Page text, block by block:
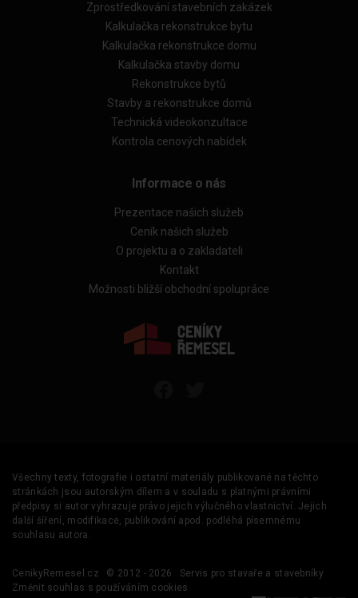
Zprostředkování stavebních zakázek
Kalkulačka rekonstrukce bytu
Kalkulačka rekonstrukce domu
Kalkulačka stavby domu
Rekonstrukce bytů
Stavby a rekonstrukce domů
Technická videokonzultace
Kontrola cenových nabídek
Informace o nás
Prezentace našich služeb
Ceník našich služeb
O projektu a o zakladateli
Kontakt
Možnosti bližší obchodní spolupráce
Všechny texty, fotografie i ostatní materiály publikované na těchto
stránkách jsou autorským dílem a v souladu s platnými právními
předpisy si autor vyhrazuje právo jejich výlučného vlastnictví. Jejich
další šíření, modifikace, publikování apod. podléhá písemnému
souhlasu autora.
CenikyRemesel.cz © 2012 - 2026
Servis pro stavaře a stavebníky
Změnit souhlas s používáním cookies